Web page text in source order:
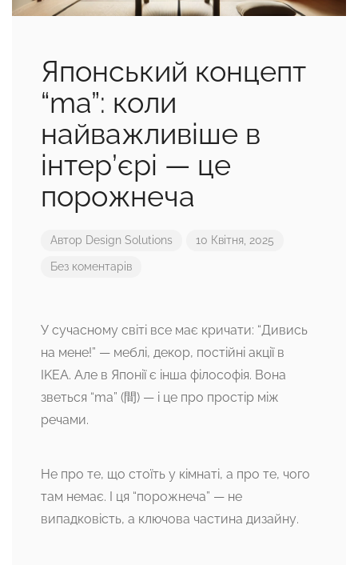
Японський концепт
“ma”: коли
найважливіше в
інтер’єрі — це
порожнеча
Автор Design Solutions 10 Квітня, 2025
Без коментарів
У сучасному світі все має кричати: “Дивись
на мене!” — меблі, декор, постійні акції в
IKEA. Але в Японії є інша філософія. Вона
зветься “ma” (間) — і це про простір між
речами.
Не про те, що стоїть у кімнаті, а про те, чого
там немає. І ця “порожнеча” — не
випадковість, а ключова частина дизайну.